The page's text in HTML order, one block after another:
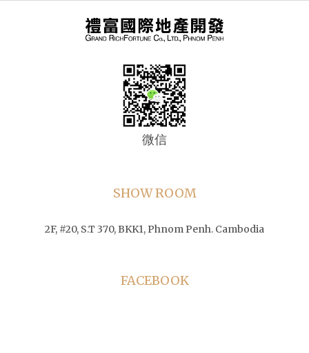
微信
SHOW ROOM
2F, #20, S.T 370, BKK1, Phnom Penh. Cambodia
FACEBOOK